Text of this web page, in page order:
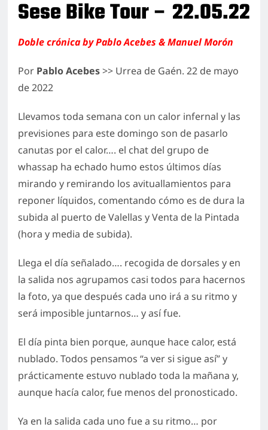
Pasarela de Pago
Sese Bike Tour – 22.05.22
Doble crónica by Pablo Acebes & Manuel Morón
Por Pablo Acebes>> Urrea de Gaén. 22 de mayo
de 2022
Llevamos toda semana con un calor infernal y las
previsiones para este domingo son de pasarlo
canutas por el calor…. el chat del grupo de
whassap ha echado humo estos últimos días
mirando y remirando los avituallamientos para
reponer líquidos, comentando cómo es de dura la
subida al puerto de Valellas y Venta de la Pintada
(hora y media de subida).
Llega el día señalado…. recogida de dorsales y en
la salida nos agrupamos casi todos para hacernos
la foto, ya que después cada uno irá a su ritmo y
será imposible juntarnos… y así fue.
El día pinta bien porque, aunque hace calor, está
nublado. Todos pensamos “a ver si sigue así” y
prácticamente estuvo nublado toda la mañana y,
aunque hacía calor, fue menos del pronosticado.
Ya en la salida cada uno fue a su ritmo… por